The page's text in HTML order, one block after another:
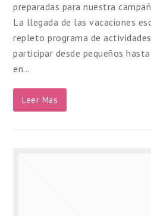
preparadas para nuestra
La llegada de las vacaciones
repleto programa de
participar desde pequeños
en…
Leer Mas